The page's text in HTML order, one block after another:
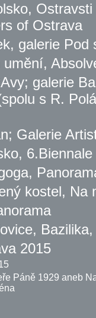
of Ostrava
galerie Pod
galerie
s R.
Galerie
kostel, Na
2015
Páně 1929 aneb